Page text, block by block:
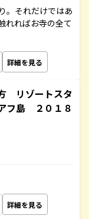
。それだけではあ
れればお寺の全て
詳細を見る
リゾートスタ
フ島 ２０１８
詳細を見る